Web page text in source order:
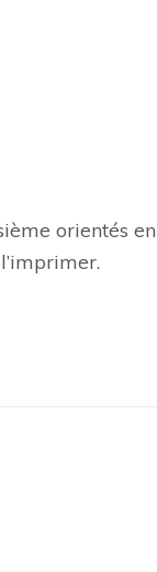
orientés en